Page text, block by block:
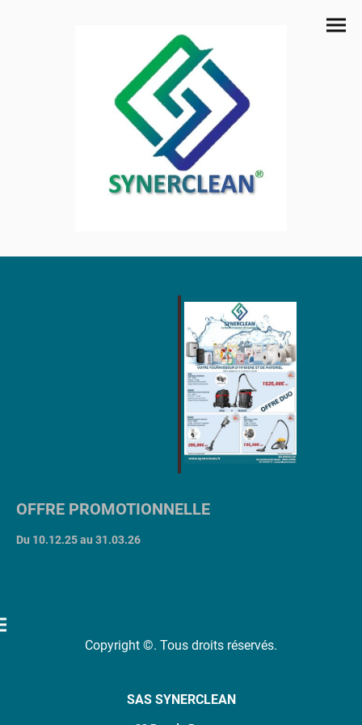
OFFRE PROMOTIONNELLE
Du 10.12.25 au 31.03.26
Copyright ©. Tous droits réservés.
SAS SYNERCLEAN